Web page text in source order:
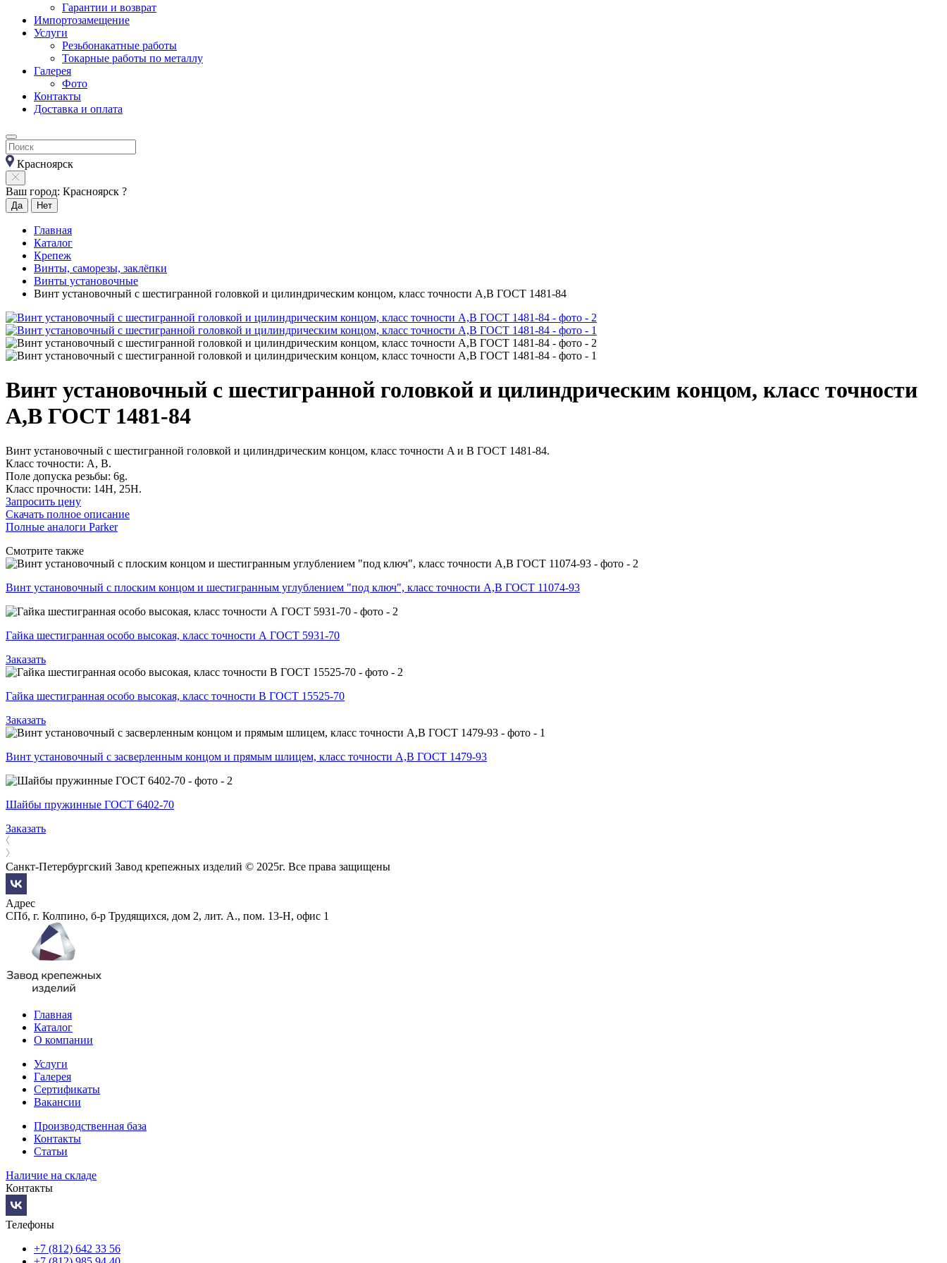
Гарантии и возврат
Импортозамещение
Услуги
Резьбонакатные работы
Токарные работы по металлу
Галерея
Фото
Контакты
Доставка и оплата
Красноярск
Ваш город: Красноярск ?
Да Нет
Главная
Каталог
Крепеж
Винты, саморезы, заклёпки
Винты установочные
Винт установочный с шестигранной головкой и цилиндрическим концом, класс точности А,В ГОСТ 1481-84
Винт установочный с шестигранной головкой и цилиндрическим концом, класс точности
А,В ГОСТ 1481-84
Винт установочный с шестигранной головкой и цилиндрическим концом, класс точности A и В ГОСТ 1481-84.
Класс точности: A, B.
Поле допуска резьбы: 6g.
Класс прочности: 14H, 25H.
Запросить цену
Скачать полное описание
Полные аналоги Parker
Смотрите также
Винт установочный с плоским концом и шестигранным углублением "под ключ", класс точности А,В ГОСТ 11074-93
Гайка шестигранная особо высокая, класс точности А ГОСТ 5931-70
Заказать
Гайка шестигранная особо высокая, класс точности В ГОСТ 15525-70
Заказать
Винт установочный с засверленным концом и прямым шлицем, класс точности А,В ГОСТ 1479-93
Шайбы пружинные ГОСТ 6402-70
Заказать
Санкт-Петербургский Завод крепежных изделий © 2025г. Все права защищены
Адрес
СПб, г. Колпино, б-р Трудящихся, дом 2, лит. А., пом. 13-Н, офис 1
Главная
Каталог
О компании
Услуги
Галерея
Сертификаты
Вакансии
Производственная база
Контакты
Статьи
Наличие на складе
Контакты
Телефоны
+7 (812) 642 33 56